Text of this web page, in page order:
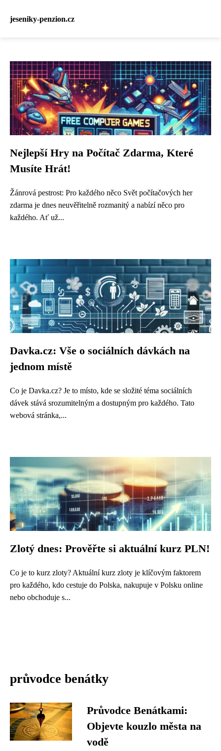
jeseniky-penzion.cz
Nejlepší Hry na Počítač Zdarma, Které
Musíte Hrát!
Žánrová pestrost: Pro každého něco Svět počítačových her
zdarma je dnes neuvěřitelně rozmanitý a nabízí něco pro
každého. Ať už...
Davka.cz: Vše o sociálních dávkách na
jednom místě
Co je Davka.cz? Je to místo, kde se složité téma sociálních
dávek stává srozumitelným a dostupným pro každého. Tato
webová stránka,...
Zlotý dnes: Prověřte si aktuální kurz PLN!
Co je to kurz zloty? Aktuální kurz zloty je klíčovým faktorem
pro každého, kdo cestuje do Polska, nakupuje v Polsku online
nebo obchoduje s...
průvodce benátky
Průvodce Benátkami:
Objevte kouzlo města na
vodě